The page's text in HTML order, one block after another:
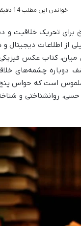
خواندن این مطلب 14 دقیقه زمان میبرد
تحریک خلاقیت و
از اطلاعات دیجیتال
میان، کتاب عکس
دوباره چشمه‌های
است که حواس
حسی، روانشناختی و